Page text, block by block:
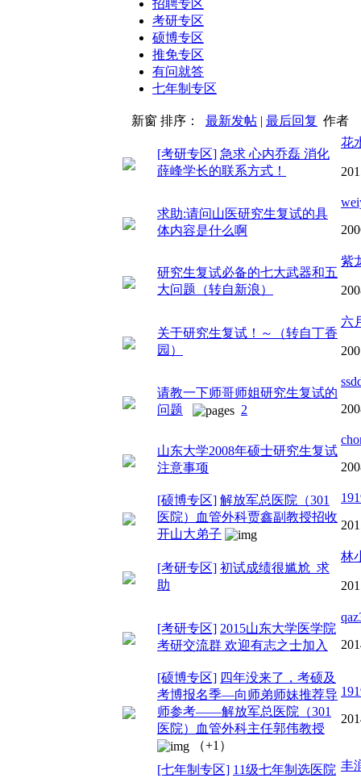
招聘专区
考研专区
硕博专区
推免专区
有问就答
七年制专区
新窗 排序： 最新发帖 | 最后回复 作者
[考研专区] 急求 心内乔磊 消化
薛峰学长的联系方式！
花
求助:请问山医研究生复试的具
体内容是什么啊
研究生复试必备的七大武器和五
大问题（转自新浪）
紫
关于研究生复试！～（转自丁香
园）
六
请教一下师哥师姐研究生复试的
问题
2
山东大学2008年硕士研究生复试
注意事项
[硕博专区] 解放军总医院（301
医院）血管外科贾鑫副教授招收
开山大弟子
[考研专区] 初试成绩很尴尬 求
助
林
[考研专区] 2015山东大学医学院
考研交流群 欢迎有志之士加入
[硕博专区] 四年没来了，考硕及
考博报名季—向师弟师妹推荐导
师参考——解放军总医院（301
医院）血管外科主任郭伟教授
（+1）
[七年制专区] 11级七年制选医院 丰